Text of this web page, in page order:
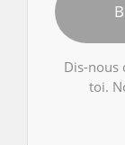
Dis-nous
toi.